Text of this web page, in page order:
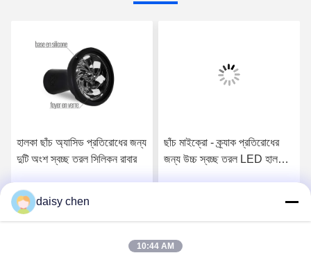
হালকা ছাঁচ অ্যাসিড প্রতিরোধের জন্য
দুটি অংশ স্বচ্ছ তরল সিলিকন রাবার
সেরা মূল্য পান
ছাঁচ মাইক্রো - ক্র্যাক প্রতিরোধের
জন্য উচ্চ স্বচ্ছ তরল LED হালকা
daisy chen
10:44 AM